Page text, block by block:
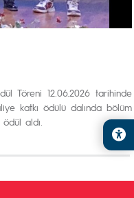
Töreni 12.06.2026 tarihinde
katkı ödülü dalında bölüm
aldı.